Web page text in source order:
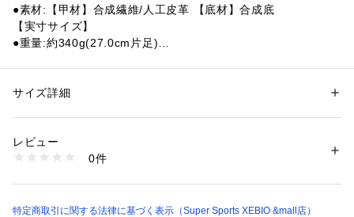
●素材:【甲材】合成繊維/人工皮革 【底材】合成底
【実寸サイズ】
●重量:約340g(27.0cm片足)
●インソール取り外し可/ノンマーキングソール
●材料:インソール表面のテキスタイルに90%以上のリサイクル
●ソールの波形構造により、クッション性と安定性を両立させ
性別：レディース
ールシューズ
1540000451092
サイズ詳細
レビュー
0件
特定商取引に関する法律に基づく表示（Super Sports XEBIO &mall店）